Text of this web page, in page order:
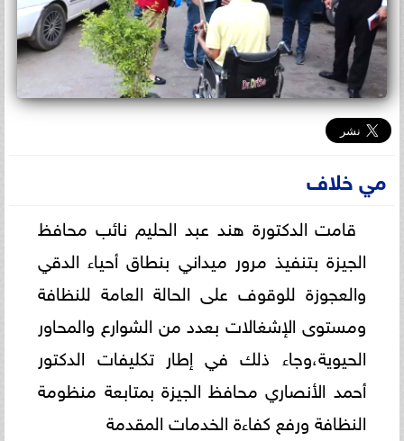
مي خلاف
قامت الدكتورة هند عبد الحليم نائب محافظ
الجيزة بتنفيذ مرور ميداني بنطاق أحياء الدقي
والعجوزة للوقوف على الحالة العامة للنظافة
ومستوى الإشغالات بعدد من الشوارع والمحاور
الحيوية،وجاء ذلك في إطار تكليفات الدكتور
أحمد الأنصاري محافظ الجيزة بمتابعة منظومة
النظافة ورفع كفاءة الخدمات المقدمة